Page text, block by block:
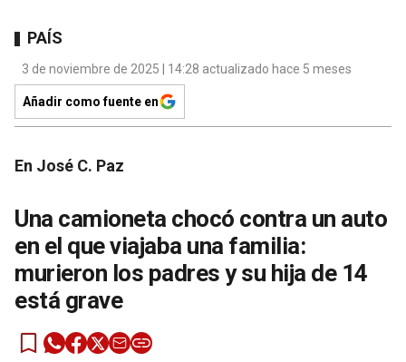
PAÍS
3 de noviembre de 2025 | 14:28 actualizado hace 5 meses
Añadir como fuente en
En José C. Paz
Una camioneta chocó contra un auto
en el que viajaba una familia:
murieron los padres y su hija de 14
está grave